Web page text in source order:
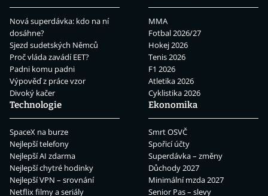
Nová superdávka: kdo na ní
dosáhne?
Sjezd sudetských Němců
Proč vláda zavádí EET?
Padni komu padni
Výpověď z práce vzor
Divoký kačer
MMA
Fotbal 2026/27
Hokej 2026
Tenis 2026
F1 2026
Atletika 2026
Cyklistika 2026
Technologie
SpaceX na burze
Nejlepší telefony
Nejlepší AI zdarma
Nejlepší chytré hodinky
Nejlepší VPN – srovnání
Netflix filmy a seriály
Ekonomika
Smrt OSVČ
Spořicí účty
Superdávka – změny
Důchody 2027
Minimální mzda 2027
Senior Pas – slevy